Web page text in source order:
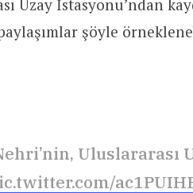
Uzay İstasyonu’ndan
şöyle
Uluslararası